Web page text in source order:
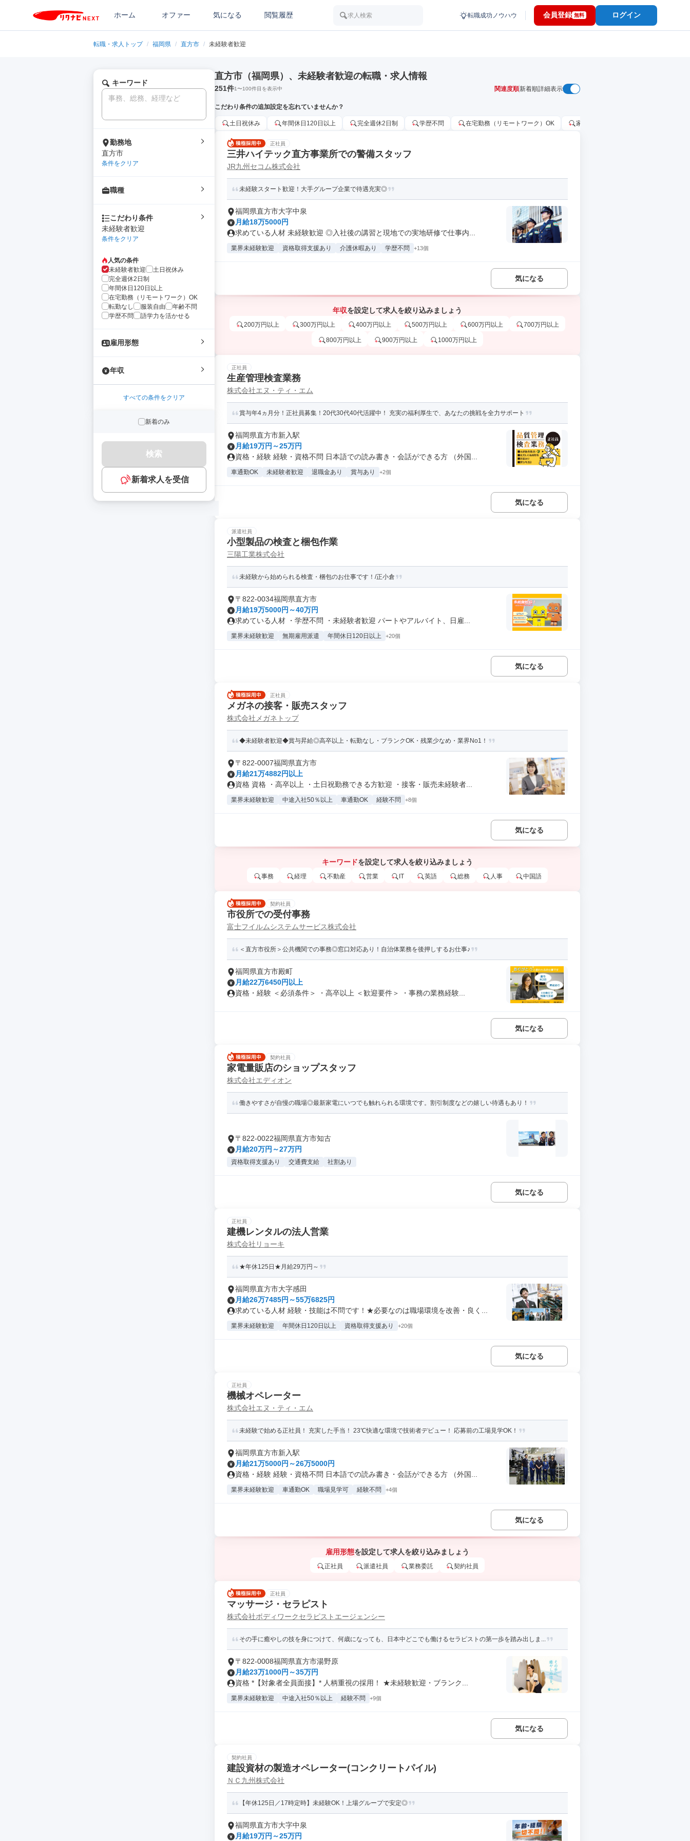
ホーム オファー 気になる 閲覧履歴 求人検索 転職成功ノウハウ 会員登録 無料 ログイン
転職・求人トップ / 福岡県 / 直方市 / 未経験者歓迎
キーワード
勤務地
直方市
条件をクリア
職種
こだわり条件
未経験者歓迎
条件をクリア
人気の条件
未経験者歓迎
土日祝休み
完全週休2日制
年間休日120日以上
在宅勤務（リモートワーク）OK
転勤なし
服装自由
年齢不問
学歴不問
語学力を活かせる
雇用形態
年収
すべての条件をクリア
新着のみ
検索
新着求人を受信
直方市（福岡県）、未経験者歓迎の転職・求人情報
251件1〜100件目を表示中 関連度順新着順詳細表示
こだわり条件の追加設定を忘れていませんか？
土日祝休み 年間休日120日以上 完全週休2日制 学歴不問 在宅勤務（リモートワーク）OK 家賃補助・住宅手当あり
正社員
三井ハイテック直方事業所での警備スタッフ
JR九州セコム株式会社
未経験スタート歓迎！大手グループ企業で待遇充実◎
福岡県直方市大字中泉
月給18万5000円
求めている人材 未経験歓迎 ◎入社後の講習と現地での実地研修で仕事内...
業界未経験歓迎 資格取得支援あり 介護休暇あり 学歴不問 +13個
気になる
年収を設定して求人を絞り込みましょう
200万円以上 300万円以上 400万円以上 500万円以上 600万円以上 700万円以上
800万円以上 900万円以上 1000万円以上
正社員
生産管理検査業務
株式会社エヌ・ティ・エム
賞与年4ヵ月分！正社員募集！20代30代40代活躍中！ 充実の福利厚生で、あなたの挑戦を全力サポート
福岡県直方市新入駅
月給19万円～25万円
資格・経験 経験・資格不問 日本語での読み書き・会話ができる方 （外国...
車通勤OK 未経験者歓迎 退職金あり 賞与あり +2個
気になる
派遣社員
小型製品の検査と梱包作業
三陽工業株式会社
未経験から始められる検査・梱包のお仕事です！/正小倉
〒822-0034福岡県直方市
月給19万5000円～40万円
求めている人材 ・学歴不問 ・未経験者歓迎 パートやアルバイト、日雇...
業界未経験歓迎 無期雇用派遣 年間休日120日以上 +20個
気になる
正社員
メガネの接客・販売スタッフ
株式会社メガネトップ
◆未経験者歓迎◆賞与昇給◎高卒以上・転勤なし・ブランクOK・残業少なめ・業界No1！
〒822-0007福岡県直方市
月給21万4882円以上
資格 資格 ・高卒以上 ・土日祝勤務できる方歓迎 ・接客・販売未経験者...
業界未経験歓迎 中途入社50％以上 車通勤OK 経験不問 +8個
気になる
キーワードを設定して求人を絞り込みましょう
事務 経理 不動産 営業 IT 英語 総務 人事 中国語
契約社員
市役所での受付事務
富士フイルムシステムサービス株式会社
＜直方市役所＞公共機関での事務◎窓口対応あり！自治体業務を後押しするお仕事♪
福岡県直方市殿町
月給22万6450円以上
資格・経験 ＜必須条件＞ ・高卒以上 ＜歓迎要件＞ ・事務の業務経験...
気になる
契約社員
家電量販店のショップスタッフ
株式会社エディオン
働きやすさが自慢の職場◎最新家電にいつでも触れられる環境です。割引制度などの嬉しい待遇もあり！
〒822-0022福岡県直方市知古
月給20万円～27万円
資格取得支援あり 交通費支給 社割あり
気になる
正社員
建機レンタルの法人営業
株式会社リョーキ
★年休125日★月給29万円～
福岡県直方市大字感田
月給26万7485円～55万6825円
求めている人材 経験・技能は不問です！★必要なのは職場環境を改善・良く...
業界未経験歓迎 年間休日120日以上 資格取得支援あり +20個
気になる
正社員
機械オペレーター
株式会社エヌ・ティ・エム
未経験で始める正社員！ 充実した手当！ 23℃快適な環境で技術者デビュー！ 応募前の工場見学OK！
福岡県直方市新入駅
月給21万5000円～26万5000円
資格・経験 経験・資格不問 日本語での読み書き・会話ができる方 （外国...
業界未経験歓迎 車通勤OK 職場見学可 経験不問 +4個
気になる
雇用形態を設定して求人を絞り込みましょう
正社員 派遣社員 業務委託 契約社員
正社員
マッサージ・セラピスト
株式会社ボディワークセラピストエージェンシー
その手に癒やしの技を身につけて、何歳になっても、日本中どこでも働けるセラピストの第一歩を踏み出しま...
〒822-0008福岡県直方市湯野原
月給23万1000円～35万円
資格 *【対象者全員面接】* 人柄重視の採用！ ★未経験歓迎・ブランク...
業界未経験歓迎 中途入社50％以上 経験不問 +9個
気になる
契約社員
建設資材の製造オペレーター(コンクリートパイル)
ＮＣ九州株式会社
【年休125日／17時定時】未経験OK！上場グループで安定◎
福岡県直方市大字中泉
月給19万円～25万円